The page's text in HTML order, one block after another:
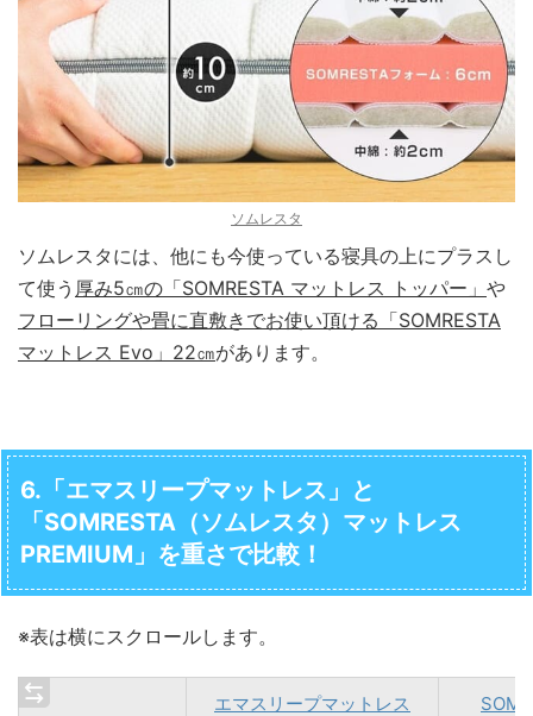
ソムレスタ
ソムレスタには、他にも今使っている寝具の上にプラスし
て使う 厚み5㎝の「SOMRESTA マットレス トッパー」 や
フローリングや畳に直敷きでお使い頂ける「SOMRESTA
マットレス Evo」22㎝があります。
6.「エマスリープマットレス」と
「SOMRESTA（ソムレスタ）マットレス
PREMIUM」を重さで比較！
※表は横にスクロールします。
エマスリープマットレス